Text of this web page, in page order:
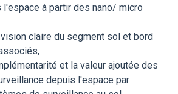
l'espace à partir des nano/ micro
claire du segment sol et bord
et la valeur ajoutée des
depuis l'espace par